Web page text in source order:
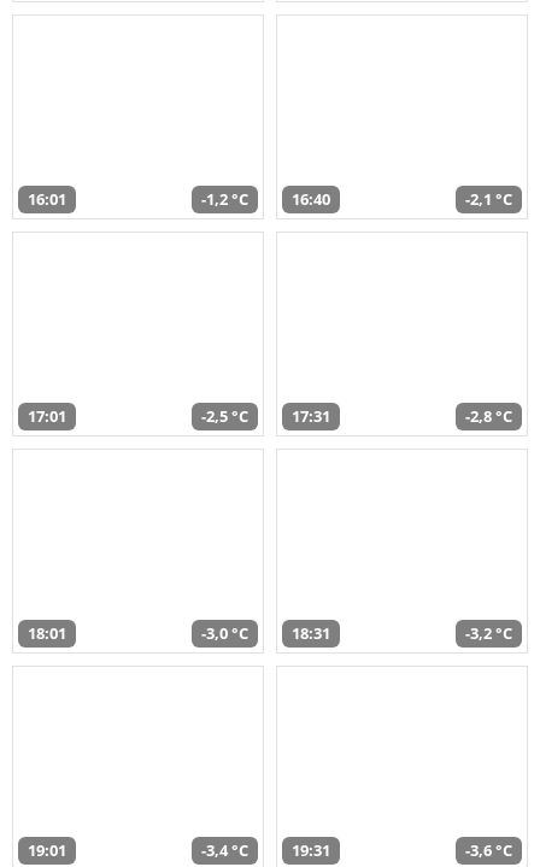
16:01 -1,2 °C 16:40 -2,1 °C
17:01 -2,5 °C 17:31 -2,8 °C
18:01 -3,0 °C 18:31 -3,2 °C
19:01 -3,4 °C 19:31 -3,6 °C